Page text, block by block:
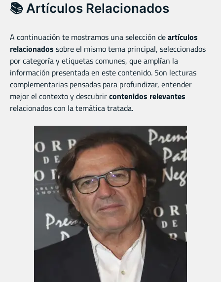
📚 Artículos Relacionados
A continuación te mostramos una selección deartículos
relacionados sobre el mismo tema principal, seleccionados
por categoría y etiquetas comunes, que amplían la
información presentada en este contenido. Son lecturas
complementarias pensadas para profundizar, entender
mejor el contexto y descubrircontenidos relevantes
relacionados con la temática tratada.